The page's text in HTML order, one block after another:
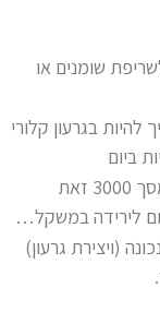
שומנים או
בגרעון קלורי
בשביל לרדת במשקל צריך ליצור גרעון גבוה מסך 3000 זאת
נכונה (ויצירת גרעון)